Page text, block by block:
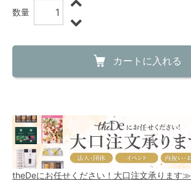
数量
カートに入れる
theDeにお任せください！大口注文承ります≫